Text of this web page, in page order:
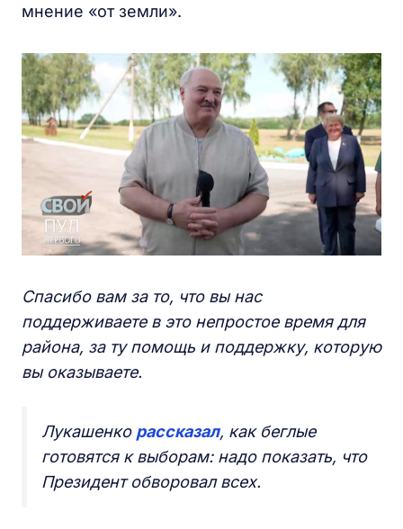
мнение «от земли».
Спасибо вам за то, что вы нас
поддерживаете в это непростое время для
района, за ту помощь и поддержку, которую
вы оказываете.
Лукашенко рассказал, как беглые
готовятся к выборам: надо показать, что
Президент обворовал всех.